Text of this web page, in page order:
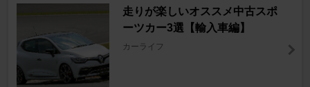
走りが楽しいオススメ中古スポ
ーツカー3選【輸入車編】
カーライフ